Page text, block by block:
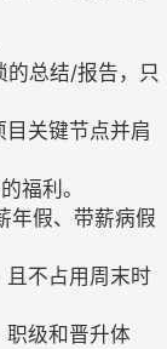
的总结/报告，只
关键节点并肩
福利。
年假、带薪病假
不占用周末时
级和晋升体